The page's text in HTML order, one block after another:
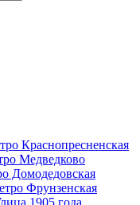
Краснопресненская
Медведково
Домодедовская
Фрунзенская
1905 года